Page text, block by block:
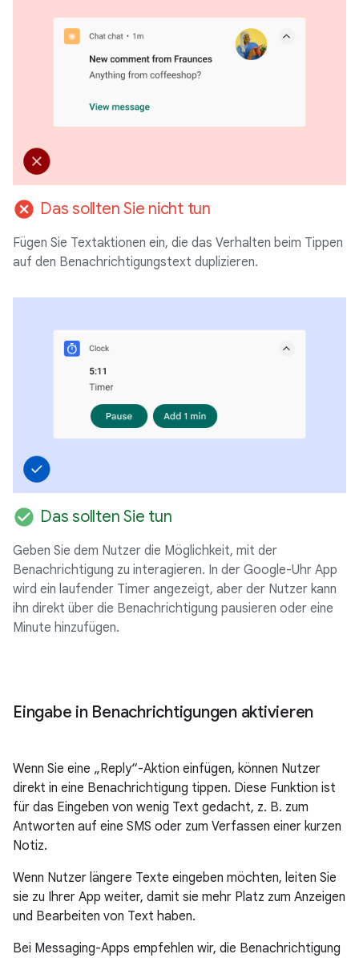
cancel Das sollten Sie nicht tun
Fügen Sie Textaktionen ein, die das Verhalten beim Tippen
auf den Benachrichtigungstext duplizieren.
check_circle Das sollten Sie tun
Geben Sie dem Nutzer die Möglichkeit, mit der
Benachrichtigung zu interagieren. In der Google-Uhr App
wird ein laufender Timer angezeigt, aber der Nutzer kann
ihn direkt über die Benachrichtigung pausieren oder eine
Minute hinzufügen.
Eingabe in Benachrichtigungen aktivieren
Wenn Sie eine „Reply“-Aktion einfügen, können Nutzer
direkt in eine Benachrichtigung tippen. Diese Funktion ist
für das Eingeben von wenig Text gedacht, z. B. zum
Antworten auf eine SMS oder zum Verfassen einer kurzen
Notiz.
Wenn Nutzer längere Texte eingeben möchten, leiten Sie
sie zu Ihrer App weiter, damit sie mehr Platz zum Anzeigen
und Bearbeiten von Text haben.
Bei Messaging-Apps empfehlen wir, die Benachrichtigung